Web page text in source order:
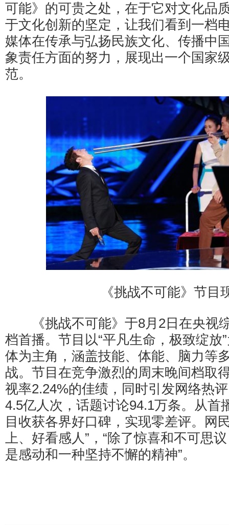
可能》的可贵之处，在于它对文化品
于文化创新的坚定，让我们看到一档
媒体在传承与弘扬民族文化、传播中
象责任方面的努力，展现出一个国家
范。
《挑战不可能》节目
《挑战不可能》于8月2日在央视
档首播。节目以“平凡生命，极致绽放
体为主角，涵盖技能、体能、脑力等
战。节目在竞争激烈的周末晚间档取
视率2.24%的佳绩，同时引发网络热
4.5亿人次，话题讨论94.1万条。从首
目收获各界好口碑，实现零差评。网
上、好看感人”，“除了惊喜和不可思
是感动和一种坚持不懈的精神”。